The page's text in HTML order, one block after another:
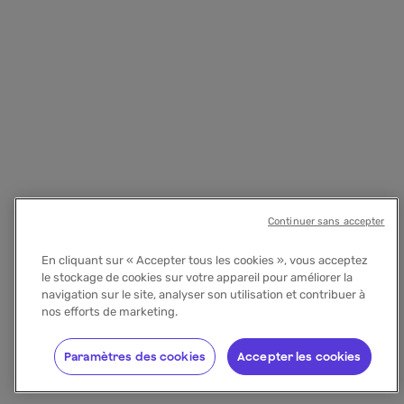
En cliquant sur « Accepter tous les cookies », vous acceptez
le stockage de cookies sur votre appareil pour améliorer la
navigation sur le site, analyser son utilisation et contribuer à
nos efforts de marketing.
Accepter les cookies
Paramètres des cookies
Continuer sans accepter